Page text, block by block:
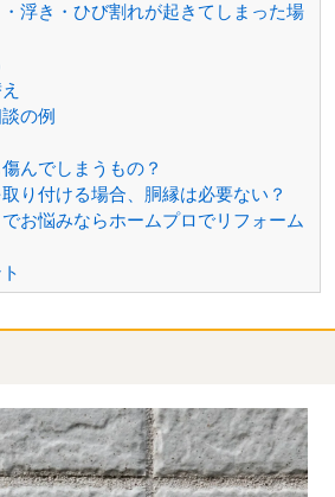
浮き・ひび割れが起きてしまった場
の例
んでしまうもの？
り付ける場合、胴縁は必要ない？
お悩みならホームプロでリフォーム